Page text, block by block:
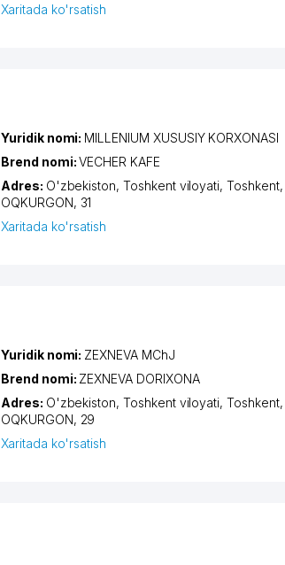
Xaritada ko'rsatish
Yuridik nomi: MILLENIUM XUSUSIY KORXONASI
Brend nomi:VECHER KAFE
Adres: O'zbekiston,Toshkent viloyati,Toshkent,
OQKURGON, 31
Xaritada ko'rsatish
Yuridik nomi: ZEXNEVA MChJ
Brend nomi: ZEXNEVA DORIXONA
Adres: O'zbekiston,Toshkent viloyati,Toshkent,
OQKURGON, 29
Xaritada ko'rsatish